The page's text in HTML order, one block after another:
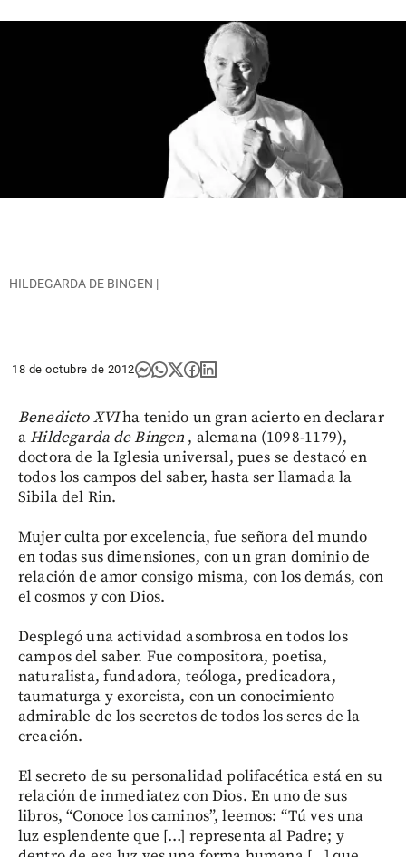
HILDEGARDA DE BINGEN |
18 de octubre de 2012
Benedicto XVIha tenido un gran acierto en declarar
aHildegarda de Bingen , alemana (1098-1179),
doctora de la Iglesia universal, pues se destacó en
todos los campos del saber, hasta ser llamada la
Sibila del Rin.
Mujer culta por excelencia, fue señora del mundo
en todas sus dimensiones, con un gran dominio de
relación de amor consigo misma, con los demás, con
el cosmos y con Dios.
Desplegó una actividad asombrosa en todos los
campos del saber. Fue compositora, poetisa,
naturalista, fundadora, teóloga, predicadora,
taumaturga y exorcista, con un conocimiento
admirable de los secretos de todos los seres de la
creación.
El secreto de su personalidad polifacética está en su
relación de inmediatez con Dios. En uno de sus
libros, “Conoce los caminos”, leemos: “Tú ves una
luz esplendente que […] representa al Padre; y